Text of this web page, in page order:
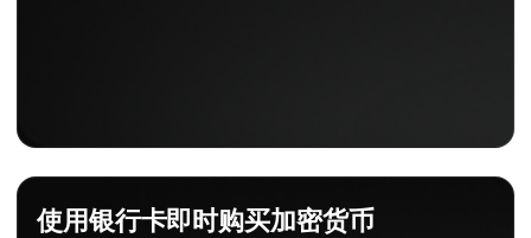
使用银行卡即时购买加密货币